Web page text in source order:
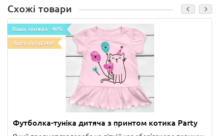
Схожі товари
Ваша знижка: -40%
Лідер продажу!
Футболка-туніка дитяча з принтом котика Party